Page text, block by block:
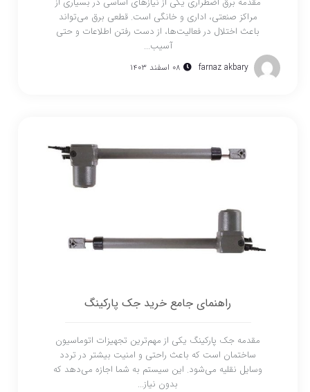
مراکز صنعتی، اداری و خانگی است. قطعی برق می‌تواند
باعث اختلال در فعالیت‌ها، از دست رفتن اطلاعات و حتی
آسیب...
farnaz akbary ۰۸ اسفند ۱۴۰۳
راهنمای جامع خرید جک پارکینگ
مقدمه جک پارکینگ یکی از مهم‌ترین تجهیزات اتوماسیون
ساختمان است که باعث راحتی و امنیت بیشتر در تردد
وسایل نقلیه می‌شود. این سیستم به شما اجازه می‌دهد که
بدون نیاز...